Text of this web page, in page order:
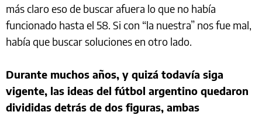
más claro eso de buscar afuera lo que no había
funcionado hasta el 58. Si con “la nuestra” nos fue mal,
había que buscar soluciones en otro lado.
Durante muchos años, y quizá todavía siga
vigente, las ideas del fútbol argentino quedaron
divididas detrás de dos figuras, ambas